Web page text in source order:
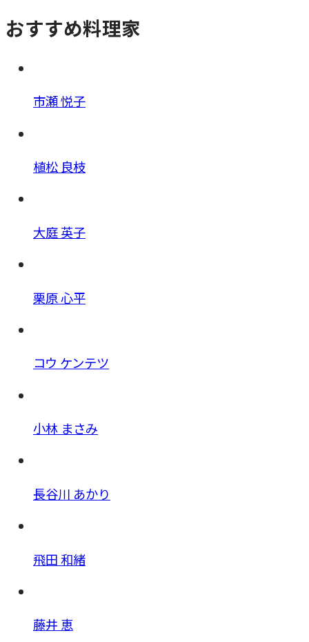
おすすめ料理家
市瀬 悦子
植松 良枝
大庭 英子
栗原 心平
コウ ケンテツ
小林 まさみ
長谷川 あかり
飛田 和緒
藤井 恵